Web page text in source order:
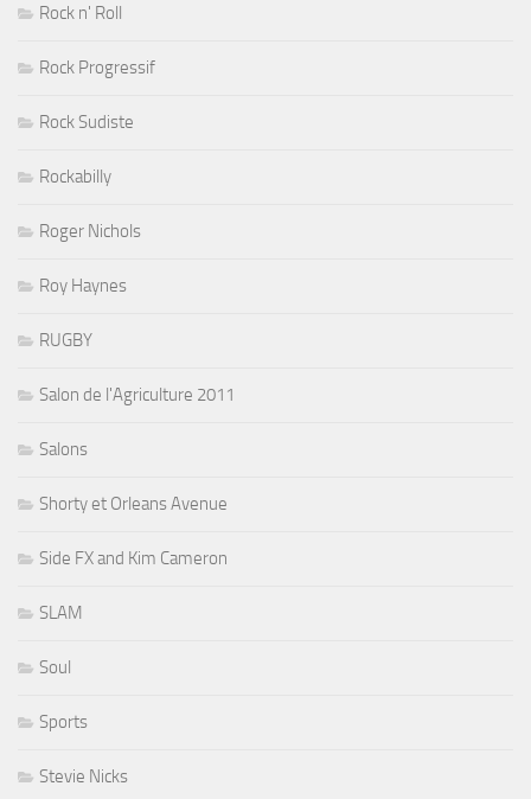
Rock n' Roll
Rock Progressif
Rock Sudiste
Rockabilly
Roger Nichols
Roy Haynes
RUGBY
Salon de l'Agriculture 2011
Salons
Shorty et Orleans Avenue
Side FX and Kim Cameron
SLAM
Soul
Sports
Stevie Nicks